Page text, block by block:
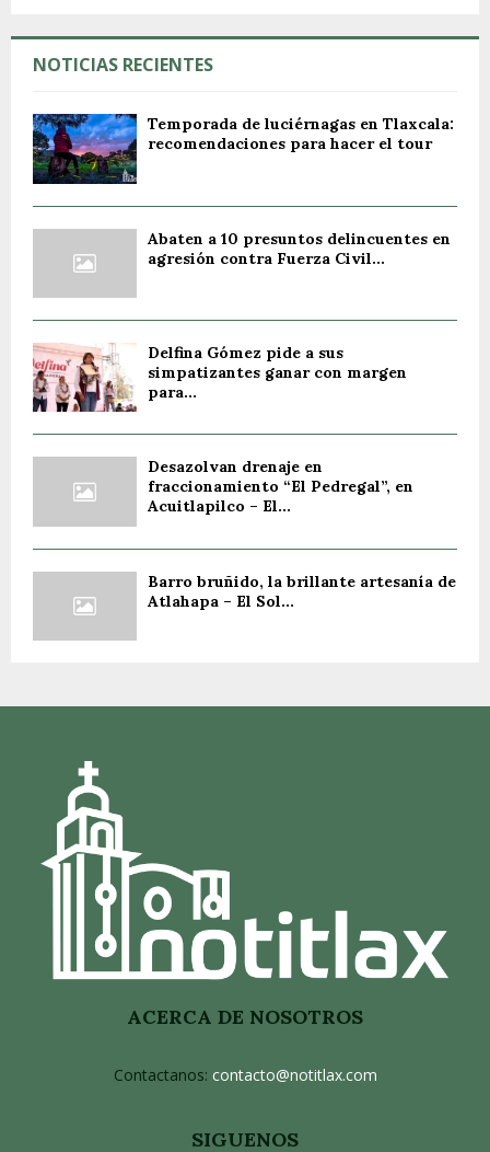
NOTICIAS RECIENTES
Temporada de luciérnagas en Tlaxcala:
recomendaciones para hacer el tour
Abaten a 10 presuntos delincuentes en
agresión contra Fuerza Civil...
Delfina Gómez pide a sus
simpatizantes ganar con margen
para...
Desazolvan drenaje en
fraccionamiento “El Pedregal”, en
Acuitlapilco – El...
Barro bruñido, la brillante artesanía de
Atlahapa – El Sol...
ACERCA DE NOSOTROS
Contactanos: contacto@notitlax.com
SIGUENOS